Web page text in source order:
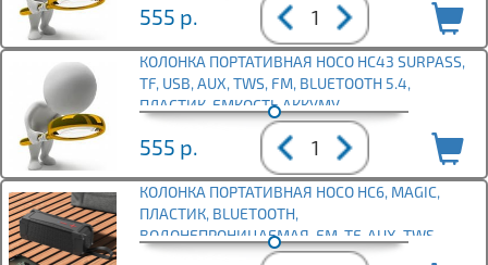
555 р.
КОЛОНКА ПОРТАТИВНАЯ HOCO HC43 SURPASS,
TF, USB, AUX, TWS, FM, BLUETOOTH 5.4,
ПЛАСТИК, ЕМКОСТЬ АККУМУ
555 р.
КОЛОНКА ПОРТАТИВНАЯ HOCO HC6, MAGIC,
ПЛАСТИК, BLUETOOTH,
ВОДОНЕПРОНИЦАЕМАЯ, FM, TF, AUX, TWS,